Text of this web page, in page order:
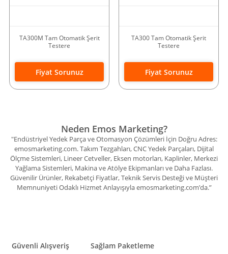
TA300M Tam Otomatik Şerit
Testere
Fiyat Sorunuz
TA300 Tam Otomatik Şerit
Testere
Fiyat Sorunuz
Neden Emos Marketing?
"Endüstriyel Yedek Parça ve Otomasyon Çözümleri İçin Doğru Adres:
emosmarketing.com. Takım Tezgahları, CNC Yedek Parçaları, Dijital
Ölçme Sistemleri, Lineer Cetveller, Eksen motorları, Kaplinler, Merkezi
Yağlama Sistemleri, Makina ve Atölye Ekipmanları ve Daha Fazlası.
Güvenilir Ürünler, Rekabetçi Fiyatlar, Teknik Servis Desteği ve Müşteri
Memnuniyeti Odaklı Hizmet Anlayışıyla emosmarketing.com’da.”
Güvenli Alışveriş Sağlam Paketleme